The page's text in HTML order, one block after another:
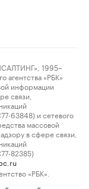
1995–
«РБК»
информации
связи,
63848) и сетевого
массовой
в сфере связи,
82385)
«РБК».